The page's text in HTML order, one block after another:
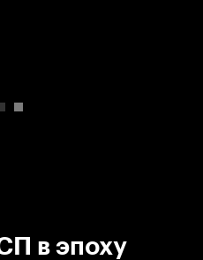
в эпоху